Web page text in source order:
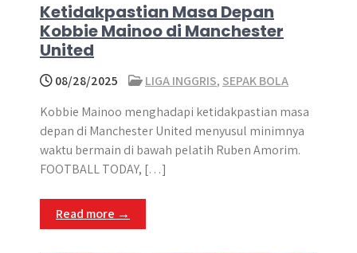
Ketidakpastian Masa Depan
Kobbie Mainoo di Manchester
United
08/28/2025 LIGA INGGRIS, SEPAK BOLA
Kobbie Mainoo menghadapi ketidakpastian masa
depan di Manchester United menyusul minimnya
waktu bermain di bawah pelatih Ruben Amorim.
FOOTBALL TODAY, […]
Read more →